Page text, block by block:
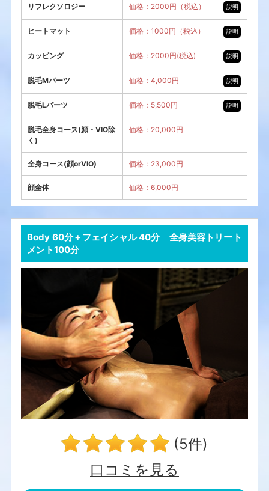
リフレクソロジー 説明
価格：2000円（税込）
ヒートマット 説明
価格：1000円（税込）
カッピング 説明
価格：2000円(税込)
脱毛Mパーツ 説明
価格：4,000円
脱毛Lパーツ 説明
価格：5,500円
脱毛全身コース(顔・VIO除
く)
価格：20,000円
全身コース(顔orVIO) 価格：23,000円
顔全体 価格：6,000円
Body 60分＋フェイシャル 40分 全身美容トリート
メント100分
(5件)
口コミを見る